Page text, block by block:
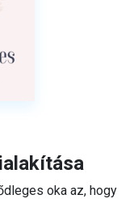
oka az, hogy